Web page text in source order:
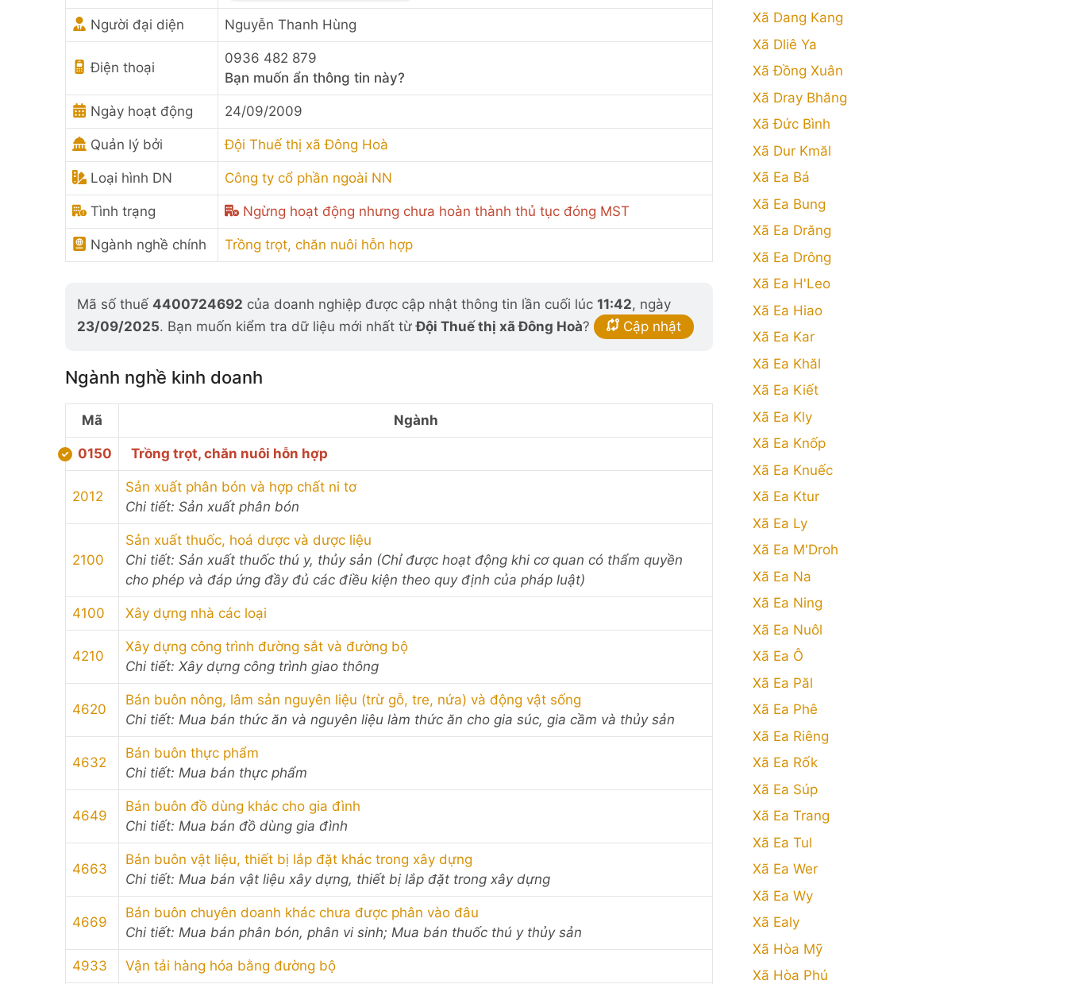
Người đại diện Nguyễn Thanh Hùng
Điện thoại
0936 482 879
Bạn muốn ẩn thông tin này?
Ngày hoạt động 24/09/2009
Quản lý bởi Đội Thuế thị xã Đông Hoà
Loại hình DN Công ty cổ phần ngoài NN
Tình trạng Ngừng hoạt động nhưng chưa hoàn thành thủ tục đóng MST
Ngành nghề chính Trồng trọt, chăn nuôi hỗn hợp
Mã số thuế 4400724692 của doanh nghiệp được cập nhật thông tin lần cuối lúc 11:42, ngày
23/09/2025. Bạn muốn kiểm tra dữ liệu mới nhất từĐội Thuế thị xã Đông Hoà? Cập nhật
Ngành nghề kinh doanh
Mã Ngành
0150 Trồng trọt, chăn nuôi hỗn hợp
2012
Sản xuất phân bón và hợp chất ni tơ
Chi tiết: Sản xuất phân bón
2100
Sản xuất thuốc, hoá dược và dược liệu
Chi tiết: Sản xuất thuốc thú y, thủy sản (Chỉ được hoạt động khi cơ quan có thẩm quyền
cho phép và đáp ứng đầy đủ các điều kiện theo quy định của pháp luật)
4100 Xây dựng nhà các loại
4210
Xây dựng công trình đường sắt và đường bộ
Chi tiết: Xây dựng công trình giao thông
4620
Bán buôn nông, lâm sản nguyên liệu (trừ gỗ, tre, nứa) và động vật sống
Chi tiết: Mua bán thức ăn và nguyên liệu làm thức ăn cho gia súc, gia cầm và thủy sản
4632
Bán buôn thực phẩm
Chi tiết: Mua bán thực phẩm
4649
Bán buôn đồ dùng khác cho gia đình
Chi tiết: Mua bán đồ dùng gia đình
4663
Bán buôn vật liệu, thiết bị lắp đặt khác trong xây dựng
Chi tiết: Mua bán vật liệu xây dựng, thiết bị lắp đặt trong xây dựng
4669
Bán buôn chuyên doanh khác chưa được phân vào đâu
Chi tiết: Mua bán phân bón, phân vi sinh; Mua bán thuốc thú y thủy sản
4933 Vận tải hàng hóa bằng đường bộ
Xã Dang Kang
Xã Dliê Ya
Xã Đồng Xuân
Xã Dray Bhăng
Xã Đức Bình
Xã Dur Kmăl
Xã Ea Bá
Xã Ea Bung
Xã Ea Drăng
Xã Ea Drông
Xã Ea H'Leo
Xã Ea Hiao
Xã Ea Kar
Xã Ea Khăl
Xã Ea Kiết
Xã Ea Kly
Xã Ea Knốp
Xã Ea Knuếc
Xã Ea Ktur
Xã Ea Ly
Xã Ea M'Droh
Xã Ea Na
Xã Ea Ning
Xã Ea Nuôl
Xã Ea Ô
Xã Ea Păl
Xã Ea Phê
Xã Ea Riêng
Xã Ea Rốk
Xã Ea Súp
Xã Ea Trang
Xã Ea Tul
Xã Ea Wer
Xã Ea Wy
Xã Ealy
Xã Hòa Mỹ
Xã Hòa Phú